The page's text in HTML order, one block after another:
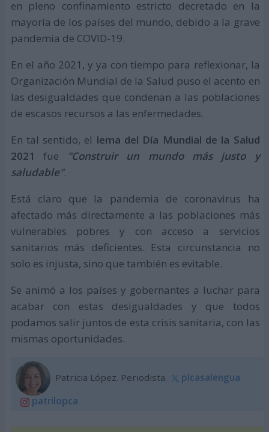
en pleno confinamiento estricto decretado en la
mayoría de los países del mundo, debido a la grave
pandemia de COVID-19.
En el año 2021, y ya con tiempo para reflexionar, la
Organización Mundial de la Salud puso el acento en
las desigualdades que condenan a las poblaciones
de escasos recursos a las enfermedades.
En tal sentido, el lema del Día Mundial de la Salud
2021
fue
"Construir un mundo más justo y
saludable".
Está claro que la pandemia de coronavirus ha
afectado más directamente a las poblaciones más
vulnerables pobres y con acceso a servicios
sanitarios más deficientes. Esta circunstancia no
solo es injusta, sino que también es evitable.
Se animó a los países y gobernantes a luchar para
acabar con estas desigualdades y que todos
podamos salir juntos de esta crisis sanitaria, con las
mismas oportunidades.
Patricia López. Periodista.
plcasalengua
patrilopca